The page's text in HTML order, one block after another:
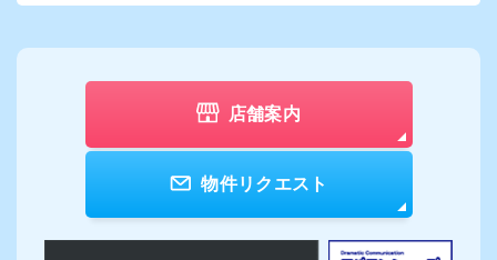
店舗案内
物件リクエスト